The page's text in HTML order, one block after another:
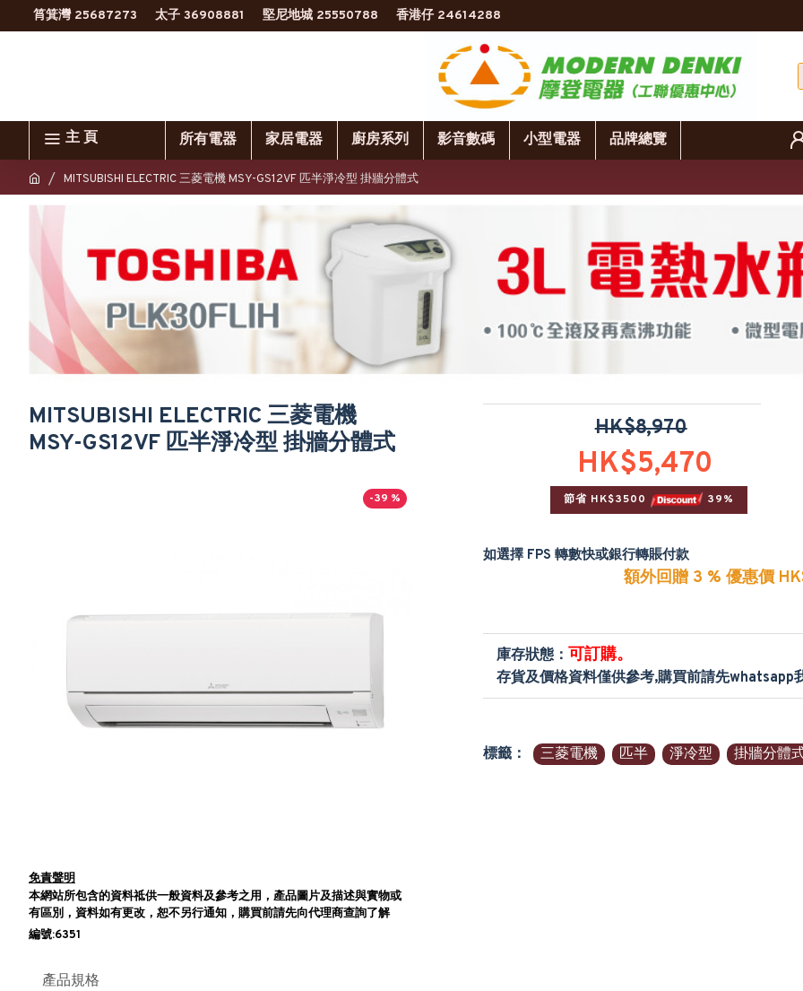
筲箕灣 25687273 太子 36908881 堅尼地城 25550788 香港仔 24614288
主 頁 所有電器 家居電器 廚房系列 影音數碼 小型電器 品牌總覽
MITSUBISHI ELECTRIC 三菱電機 MSY-GS12VF 匹半淨冷型 掛牆分體式
MITSUBISHI ELECTRIC 三菱電機
MSY-GS12VF 匹半淨冷型 掛牆分體式
-39 %
免責聲明
本網站所包含的資料祗供一般資料及參考之用，產品圖片及描述與實物或
有區別，資料如有更改，恕不另行通知，購買前請先向代理商查詢了解
編號:6351
HK$5,470
HK$8,970
節省 HK$3500 39%
如選擇 FPS 轉數快或銀行轉賬付款
額外回贈 3 % 優惠價
庫存狀態： 可訂購。
存貨及價格資料僅供參考,購買前請先whatsapp
標籤： 三菱電機 匹半 淨冷型 掛牆分體
產品規格